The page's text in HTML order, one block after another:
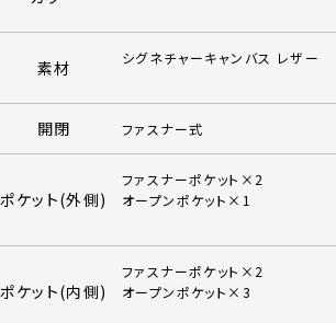
素材 シグネチャーキャンバス レザー
開閉 ファスナー式
ポケット(外側)
ファスナーポケット×2
オープンポケット×1
ポケット(内側)
ファスナーポケット×2
オープンポケット×3